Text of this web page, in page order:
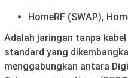
HomeRF (SWAP),
Adalah jaringan tanpa
standard yang
menggabungkan antara